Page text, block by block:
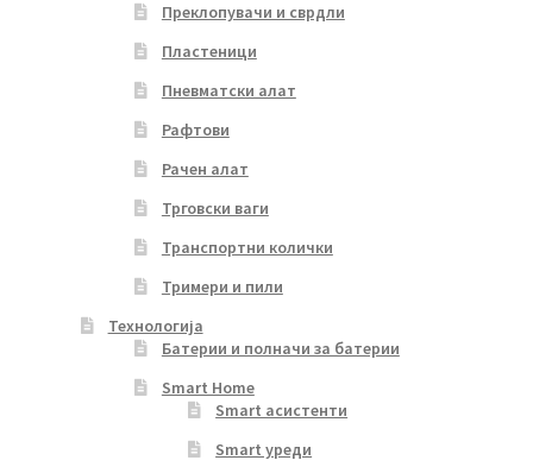
Преклопувачи и сврдли
Пластеници
Пневматски алат
Рафтови
Рачен алат
Трговски ваги
Транспортни колички
Тримери и пили
Технологија
Батерии и полначи за батерии
Smart Home
Smart асистенти
Smart уреди